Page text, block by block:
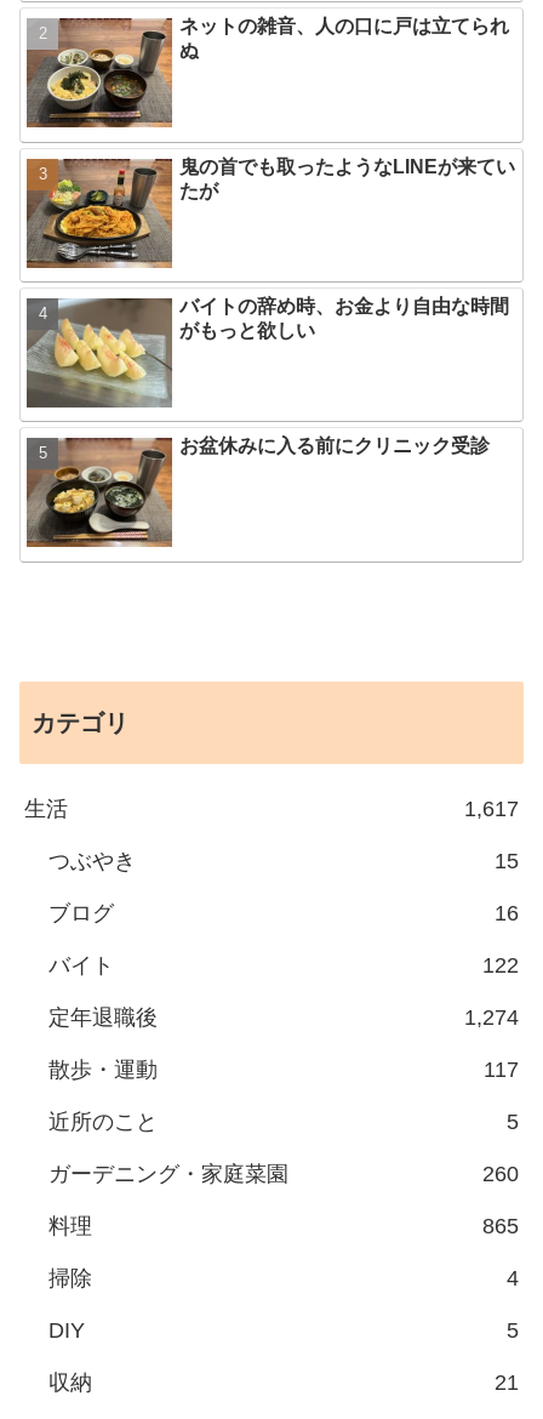
ネットの雑音、人の口に戸は立てられ
ぬ
鬼の首でも取ったようなLINEが来てい
たが
バイトの辞め時、お金より自由な時間
がもっと欲しい
お盆休みに入る前にクリニック受診
カテゴリ
生活 1,617
つぶやき 15
ブログ 16
バイト 122
定年退職後 1,274
散歩・運動 117
近所のこと 5
ガーデニング・家庭菜園 260
料理 865
掃除 4
DIY 5
収納 21